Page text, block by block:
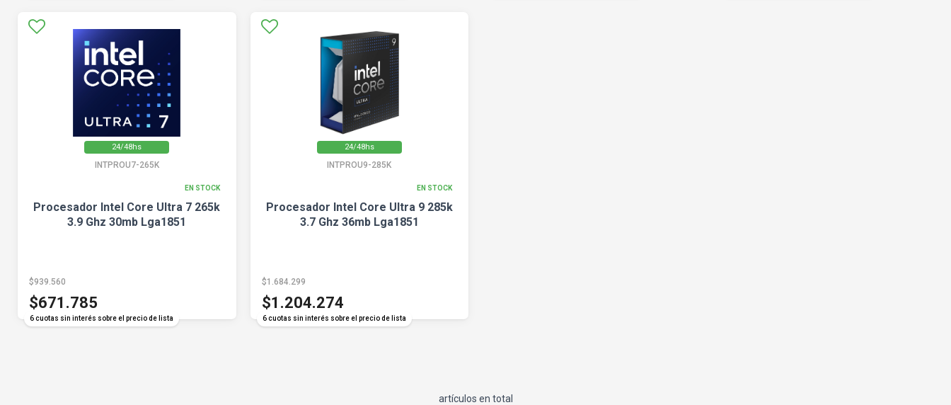
24/48hs
INTPROU7-265K
EN STOCK
Procesador Intel Core Ultra 7 265k
3.9 Ghz 30mb Lga1851
6 cuotas sin interés sobre el precio de lista
$939.560
$671.785
24/48hs
INTPROU9-285K
EN STOCK
Procesador Intel Core Ultra 9 285k
3.7 Ghz 36mb Lga1851
6 cuotas sin interés sobre el precio de lista
$1.684.299
$1.204.274
artículos en total